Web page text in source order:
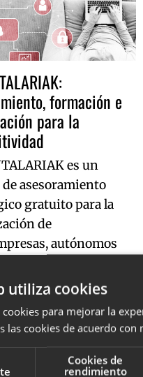
formación e
para la
es un
asesoramiento
gratuito para la
de
autónomos
Hemos colaborado
de la agenda de
programa
utiliza cookies
cookies para mejorar la
las cookies de acuerdo con
Cookies de
rendimiento